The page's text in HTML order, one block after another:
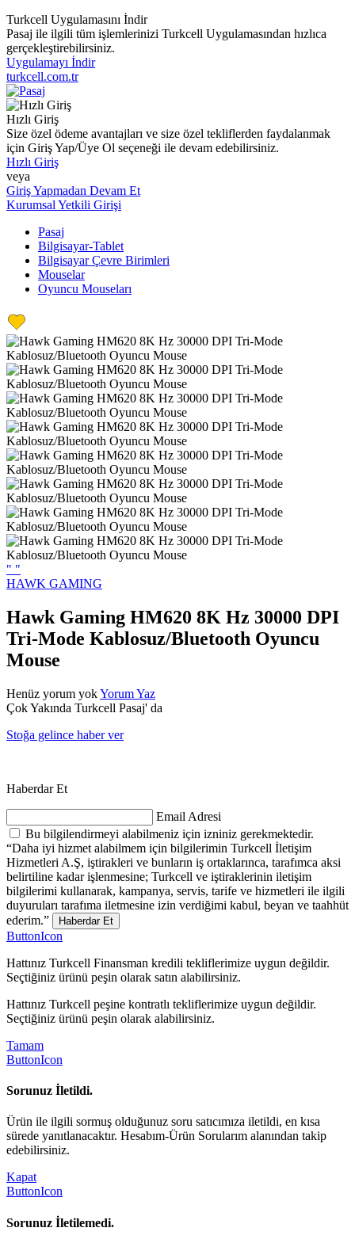
Turkcell Uygulamasını İndir
Pasaj ile ilgili tüm işlemlerinizi Turkcell Uygulamasından hızlıca
gerçekleştirebilirsiniz.
Uygulamayı İndir
turkcell.com.tr
Hızlı Giriş
Size özel ödeme avantajları ve size özel tekliflerden faydalanmak
için Giriş Yap/Üye Ol seçeneği ile devam edebilirsiniz.
Hızlı Giriş
veya
Giriş Yapmadan Devam Et
Kurumsal Yetkili Girişi
Pasaj
Bilgisayar-Tablet
Bilgisayar Çevre Birimleri
Mouselar
Oyuncu Mouseları
" "
HAWK GAMING
Hawk Gaming HM620 8K Hz 30000 DPI
Tri-Mode Kablosuz/Bluetooth Oyuncu
Mouse
Henüz yorum yokYorum Yaz
Çok Yakında Turkcell Pasaj' da
Stoğa gelince haber ver
Haberdar Et
Email Adresi
Bu bilgilendirmeyi alabilmeniz için izniniz gerekmektedir.
“Daha iyi hizmet alabilmem için bilgilerimin Turkcell İletişim
Hizmetleri A.Ş, iştirakleri ve bunların iş ortaklarınca, tarafımca aksi
belirtiline kadar işlenmesine; Turkcell ve iştiraklerinin iletişim
bilgilerimi kullanarak, kampanya, servis, tarife ve hizmetleri ile ilgili
duyuruları tarafıma iletmesine izin verdiğimi kabul, beyan ve taahhüt
ederim.”
Haberdar Et
ButtonIcon
Hattınız Turkcell Finansman kredili tekliflerimize uygun değildir.
Seçtiğiniz ürünü peşin olarak satın alabilirsiniz.
Hattınız Turkcell peşine kontratlı tekliflerimize uygun değildir.
Seçtiğiniz ürünü peşin olarak alabilirsiniz.
Tamam
ButtonIcon
Sorunuz İletildi.
Ürün ile ilgili sormuş olduğunuz soru satıcımıza iletildi, en kısa
sürede yanıtlanacaktır. Hesabım-Ürün Sorularım alanından takip
edebilirsiniz.
Kapat
ButtonIcon
Sorunuz İletilemedi.